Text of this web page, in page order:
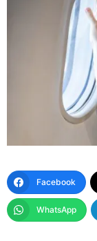
Facebook
WhatsApp